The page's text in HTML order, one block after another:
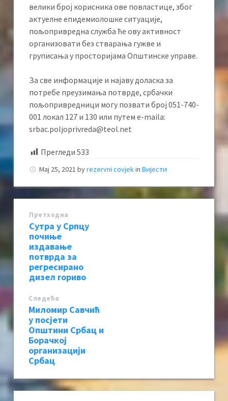
велики број корисника ове повластице, због
актуелне епидемиолошке ситуације,
пољопривредна служба ће ову активност
организовати без стварања гужве и
груписања у просторијама Општинске управе.
За све информације и најаву доласка за
потребе преузимања потврде, србачки
пољопривредници могу позвати број 051-740-
001 локал 127 и 130 или путем e-maila:
srbac.poljoprivreda@teol.net
Прегледи 533
Мај 25, 2021 byrezervni covjekin Вијести
Претходна
Сутра у Српцу
почиње
издавање
потврда за
регресирано
дизел гориво
Следећa
Миломир Савчић
у посјети
Општини Србац и
Борачкој
организацији
Србац